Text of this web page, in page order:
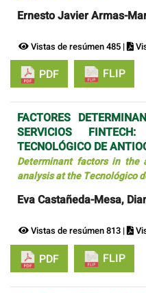
Ernesto Javier Armas-
Vistas de resúmen 485 |
PDF FLIP
FACTORES
SERVICIOS
TECNOLÓGICO DE
Determinant factors in the
analysis at the Tecnológico
Eva Castañeda-Mesa,
Vistas de resúmen 813 |
PDF FLIP